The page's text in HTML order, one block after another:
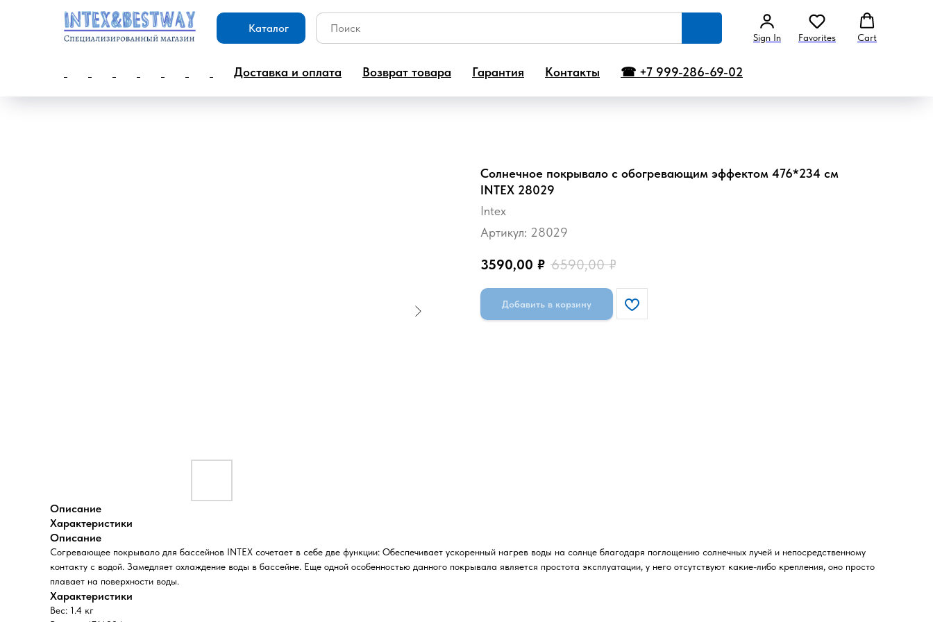
Каталог
Sign In Favorites Cart
Доставка и оплата Возврат товара Гарантия Контакты ☎ +7 999-286-69-02
Солнечное покрывало с обогревающим эффектом 476*234 см
INTEX 28029
Intex
Артикул: 28029
3590,00 ₽ 6590,00 ₽
Добавить в корзину
Описание
Характеристики
Описание
Согревающее покрывало для бассейнов INTEX сочетает в себе две функции: Обеспечивает ускоренный нагрев воды на солнце благодаря поглощению солнечных лучей и непосредственному
контакту с водой. Замедляет охлаждение воды в бассейне. Еще одной особенностью данного покрывала является простота эксплуатации, у него отсутствуют какие-либо крепления, оно просто
плавает на поверхности воды.
Характеристики
Вес: 1.4 кг